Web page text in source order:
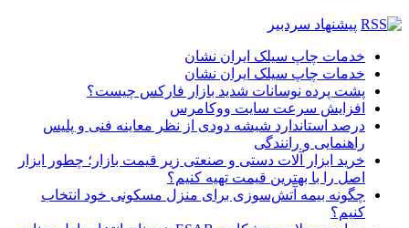
پیشنهاد سردبیر
خدمات چاپ سیلک ایران نشان
خدمات چاپ سیلک ایران نشان
پشت پرده نوسانات شدید بازار فارکس چیست؟
افزایش سرعت سایت ووکامرس
درصد استاندارد شیشه دودی از نظر معاینه فنی و پلیس
راهنمایی و رانندگی
خرید ابزار آلات دستی و صنعتی زیر قیمت بازار؛ چطور ابزار
اصل را با بهترین قیمت تهیه کنیم؟
چگونه بیمه آتش‌سوزی برای منزل مسکونی خود انتخاب
کنیم؟